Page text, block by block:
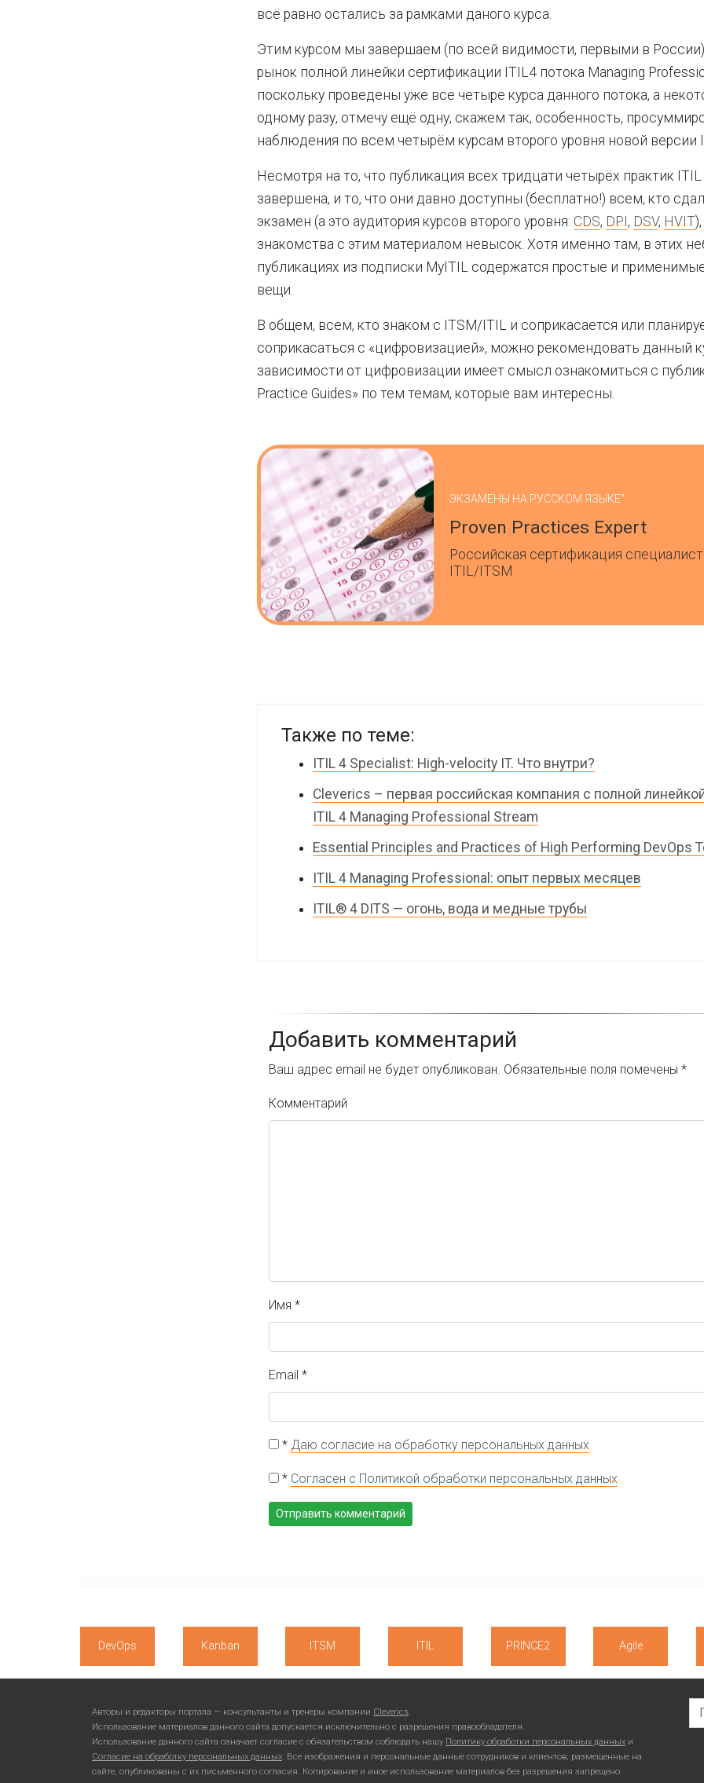
всё равно остались за рамками даного курса.
Этим курсом мы завершаем (по всей видимости, первыми в
рынок полной линейки сертификации ITIL4 потока Managing
поскольку проведены уже все четыре курса данного потока, а
одному разу, отмечу ещё одну, скажем так, особенность,
наблюдения по всем четырём курсам второго уровня новой версии
Несмотря на то, что публикация всех тридцати четырёх практик
завершена, и то, что они давно доступны (бесплатно!) всем, кто
экзамен (а это аудитория курсов второго уровня: CDS, DPI , DSV, HVIT
знакомства с этим материалом невысок. Хотя именно там, в этих
публикациях из подписки MyITIL содержатся простые и
вещи.
В общем, всем, кто знаком с ITSM/ITIL и соприкасается или
соприкасаться с «цифровизацией», можно рекомендовать данный
зависимости от цифровизации имеет смысл ознакомиться с
Practice Guides» по тем темам, которые вам интересны.
ЭКЗАМЕНЫ НА РУССКОМ ЯЗЫКЕ"
Proven Practices Expert
Российская сертификация
ITIL/ITSM
Также по теме:
ITIL 4 Specialist: High-velocity IT. Что внутри?
Cleverics – первая российская компания с полной
ITIL 4 Managing Professional Stream
Essential Principles and Practices of High Performing DevOps
ITIL 4 Managing Professional: опыт первых месяцев
ITIL® 4 DITS — огонь, вода и медные трубы
Добавить комментарий
Ваш адрес email не будет опубликован. Обязательные поля помечены *
Комментарий
Имя *
Email *
* Даю согласие на обработку персональных данных
* Согласен с Политикой обработки персональных данных
DevOps Kanban ITSM ITIL PRINCE2 Agile
Авторы и редакторы портала — консультанты и тренеры компании Cleverics.
Использование материалов данного сайта допускается исключительно с разрешения правообладателя.
Использование данного сайта означает согласие с обязательством соблюдать нашу Политику обработки персональных данных и
Согласие на обработку персональных данных. Все изображения и персональные данные сотрудников и клиентов, размещенные на
сайте, опубликованы с их письменного согласия. Копирование и иное использование материалов без разрешения запрещено.